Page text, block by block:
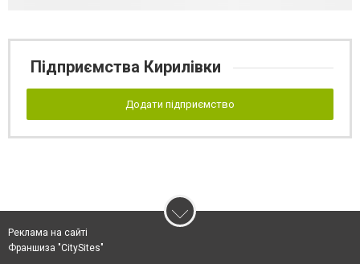
Підприємства Кирилівки
Додати підприємство
Реклама на сайті
Франшиза "CitySites"